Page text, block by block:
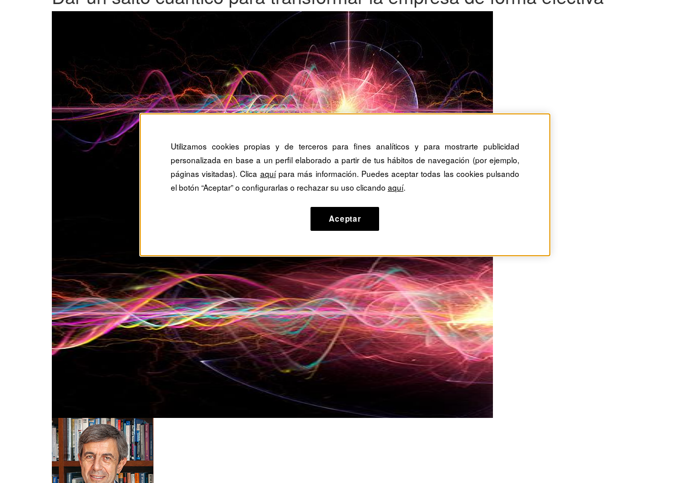
Utilizamos cookies propias y de terceros para fines analíticos y para mostrarte publicidad
personalizada en base a un perfil elaborado a partir de tus hábitos de navegación (por ejemplo,
páginas visitadas). Clica aquípara más información. Puedes aceptar todas las cookies pulsando
el botón “Aceptar” o configurarlas o rechazar su uso clicando aquí.
Aceptar